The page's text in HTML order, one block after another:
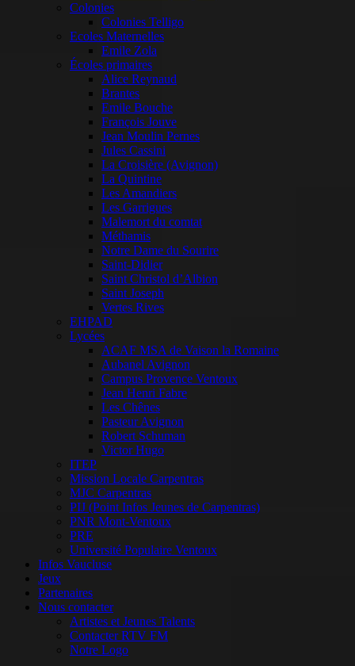
Colonies
Colonies Telligo
Ecoles Maternelles
Emile Zola
Écoles primaires
Alice Reynaud
Brantes
Emile Bouche
François Jouve
Jean Moulin Pernes
Jules Cassini
La Croisière (Avignon)
La Quintine
Les Amandiers
Les Garrigues
Malemort du comtat
Méthamis
Notre Dame du Sourire
Saint-Didier
Saint Christol d’Albion
Saint Joseph
Vertes Rives
EHPAD
Lycées
ACAF MSA de Vaison la Romaine
Aubanel Avignon
Campus Provence Ventoux
Jean Henri Fabre
Les Chênes
Pasteur Avignon
Robert Schuman
Victor Hugo
ITEP
Mission Locale Carpentras
MJC Carpentras
PIJ (Point Infos Jeunes de Carpentras)
PNR Mont-Ventoux
PRE
Université Populaire Ventoux
Infos Vaucluse
Jeux
Partenaires
Nous contacter
Artistes et Jeunes Talents
Contacter RTV FM
Notre Logo